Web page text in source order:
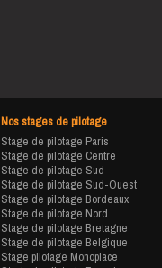
Nos stages de pilotage
Stage de pilotage Paris
Stage de pilotage Centre
Stage de pilotage Sud
Stage de pilotage Sud-Ouest
Stage de pilotage Bordeaux
Stage de pilotage Nord
Stage de pilotage Bretagne
Stage de pilotage Belgique
Stage pilotage Monoplace